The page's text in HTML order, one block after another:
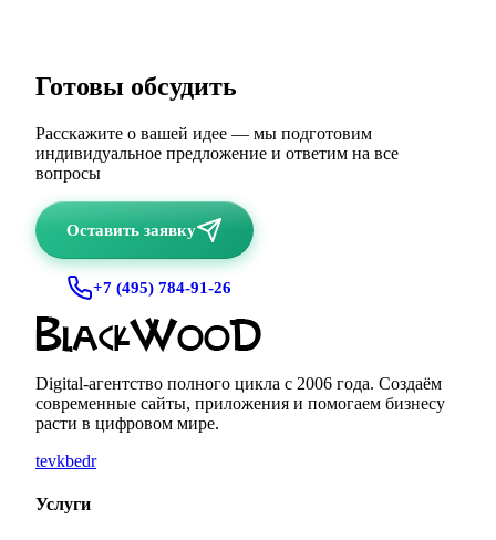
Готовы обсудить
Расскажите о вашей идее — мы подготовим
индивидуальное предложение и ответим на все
вопросы
Оставить заявку
+7 (495) 784-91-26
Digital-агентство полного цикла с 2006 года. Создаём
современные сайты, приложения и помогаем бизнесу
расти в цифровом мире.
tevkbedr
Услуги